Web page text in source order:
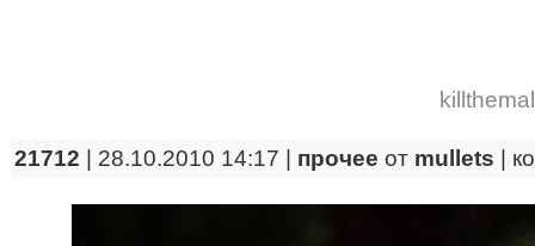
21712 | 28.10.2010 14:17 | прочее от mullets